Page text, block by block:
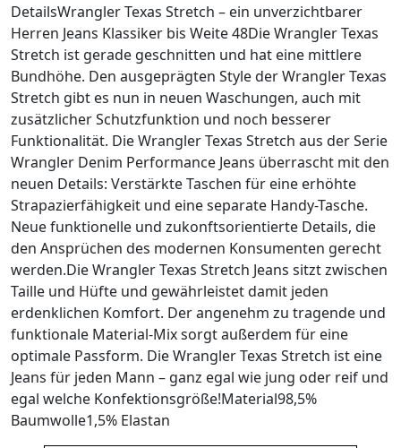
DetailsWrangler Texas Stretch – ein unverzichtbarer
Herren Jeans Klassiker bis Weite 48Die Wrangler Texas
Stretch ist gerade geschnitten und hat eine mittlere
Bundhöhe. Den ausgeprägten Style der Wrangler Texas
Stretch gibt es nun in neuen Waschungen, auch mit
zusätzlicher Schutzfunktion und noch besserer
Funktionalität. Die Wrangler Texas Stretch aus der Serie
Wrangler Denim Performance Jeans überrascht mit den
neuen Details: Verstärkte Taschen für eine erhöhte
Strapazierfähigkeit und eine separate Handy-Tasche.
Neue funktionelle und zukonftsorientierte Details, die
den Ansprüchen des modernen Konsumenten gerecht
werden.Die Wrangler Texas Stretch Jeans sitzt zwischen
Taille und Hüfte und gewährleistet damit jeden
erdenklichen Komfort. Der angenehm zu tragende und
funktionale Material-Mix sorgt außerdem für eine
optimale Passform. Die Wrangler Texas Stretch ist eine
Jeans für jeden Mann – ganz egal wie jung oder reif und
egal welche Konfektionsgröße!Material98,5%
Baumwolle1,5% Elastan